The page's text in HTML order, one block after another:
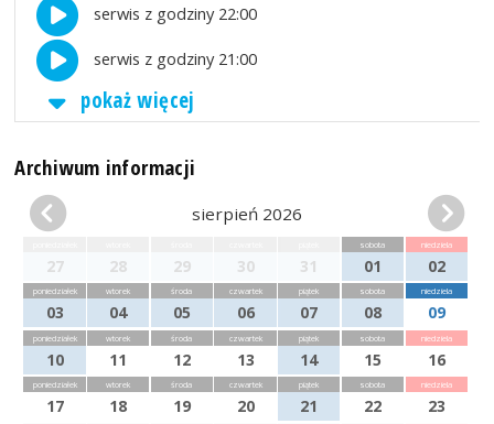
serwis z godziny 22:00
serwis z godziny 21:00
pokaż więcej
Archiwum informacji
sierpień 2026
27 28 29 30 31
sobota
01
niedziela
02
poniedziałek
03
wtorek
04
środa
05
czwartek
06
piątek
07
sobota
08
niedziela
09
poniedziałek
10
wtorek
11
środa
12
czwartek
13
piątek
14
sobota
15
niedziela
16
poniedziałek
17
wtorek
18
środa
19
czwartek
20
piątek
21
sobota
22
niedziela
23